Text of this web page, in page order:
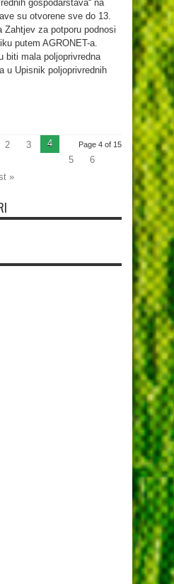
gospodarstava“ na
su otvorene sve do 13.
Zahtjev za potporu podnosi
putem AGRONET-a.
biti mala poljoprivredna
u Upisnik poljoprivrednih
Page 4 of 15
2 3
4
5
6
»